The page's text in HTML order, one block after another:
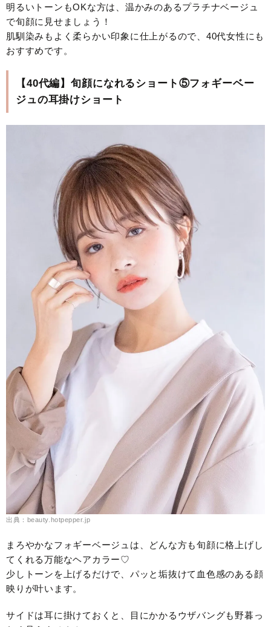
明るいトーンもOKな方は、温かみのあるプラチナベージュ
で旬顔に見せましょう！
肌馴染みもよく柔らかい印象に仕上がるので、40代女性にも
おすすめです。
【40代編】旬顔になれるショート⑤フォギーベー
ジュの耳掛けショート
出典：beauty.hotpepper.jp
まろやかなフォギーベージュは、どんな方も旬顔に格上げし
てくれる万能なヘアカラー♡
少しトーンを上げるだけで、パッと垢抜けて血色感のある顔
映りが叶います。
サイドは耳に掛けておくと、目にかかるウザバングも野暮っ